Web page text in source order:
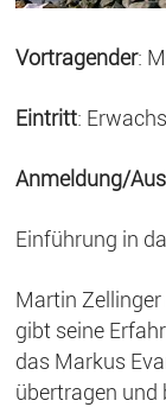
Vortragender:
Eintritt:
Anmeldung/
Einführung in
Martin Zellinger
gibt seine
das Markus
übertragen und